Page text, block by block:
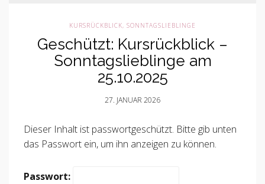
KURSRÜCKBLICK, SONNTAGSLIEBLINGE
Geschützt: Kursrückblick –
Sonntagslieblinge am
25.10.2025
27. JANUAR 2026
Dieser Inhalt ist passwortgeschützt. Bitte gib unten
das Passwort ein, um ihn anzeigen zu können.
Passwort: